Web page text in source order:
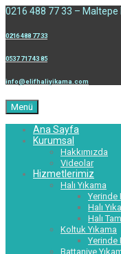
0216 488 77 33 – Maltepe
0216 488 77 33
0537 717 43 85
info@elifhaliyikama.com
Menü
Ana Sayfa
Kurumsal
Hakkımızda
Videolar
Hizmetlerimiz
Halı Yıkama
Yerinde
Halı
Halı
Koltuk Yıkama
Yerinde
Battaniye